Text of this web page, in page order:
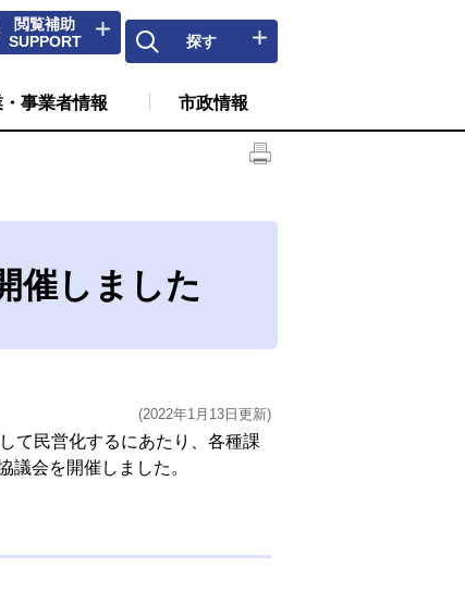
閲覧補助
SUPPORT
探す
事業者情報 市政情報
催しました
(2022年1月13日更新)
て民営化するにあたり、各種課
議会を開催しました。